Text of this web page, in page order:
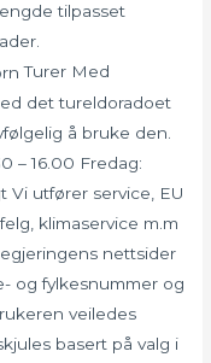
tilpasset
Turer Med
det tureldoradoet
å bruke den.
– 16.00 Fredag:
Vi utfører service, EU
klimaservice m.m
nettsider
og fylkesnummer og
veiledes
basert på valg i